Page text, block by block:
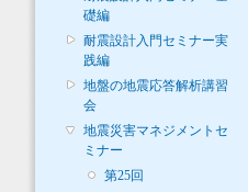
礎編
耐震設計入門セミナー実
践編
地盤の地震応答解析講習
会
地震災害マネジメントセ
ミナー
第25回